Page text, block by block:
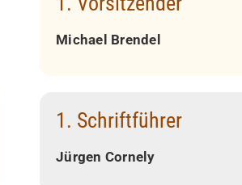
Michael Brendel
1. Schriftführer
Jürgen Cornely